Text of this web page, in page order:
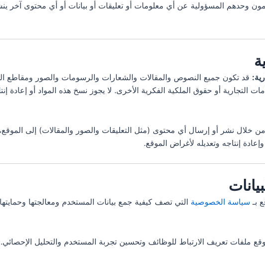
وحدهم المسؤولية عن أي معلومات أو تعليقات أو بيانات أو أي محتوى آخر
قد تكون جميع النصوص والمقالات والشعارات والرسومات والصور ومقاطع
التجارية أو حقوق الملكية الفكرية الأخرى. لا يجوز نسخ هذه المواد أو إعادة
من خلال نشر أو إرسال أي محتوى (مثل التعليقات والصور والمقالات) إلى
إنتاجه وتعديله لأغراض الموقع.
بـ سياسة الخصوصية التي تصف كيفية جمع بيانات المستخدم ومعالجتها
ملفات تعريف الارتباط للوظائف وتحسين تجربة المستخدم والتحليل